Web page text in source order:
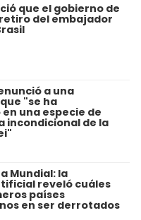
que el gobierno de
del embajador
a una
"se ha
una especie de
incondicional de la
Mundial: la
reveló cuáles
países
en ser derrotados